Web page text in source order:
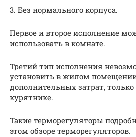
3. Без нормального корпуса.
Первое и второе исполнение
использовать в комнате.
Третий тип исполнения
установить в жилом
дополнительных затрат,
курятнике.
Такие терморегуляторы
этом обзоре терморегуляторов.